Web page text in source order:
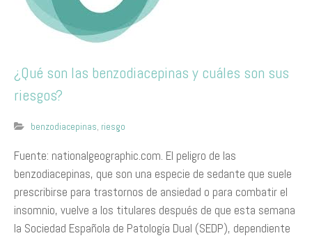
¿Qué son las benzodiacepinas y cuáles son sus
riesgos?
benzodiacepinas, riesgo
Fuente: nationalgeographic.com. El peligro de las
benzodiacepinas, que son una especie de sedante que suele
prescribirse para trastornos de ansiedad o para combatir el
insomnio, vuelve a los titulares después de que esta semana
la Sociedad Española de Patología Dual (SEDP), dependiente